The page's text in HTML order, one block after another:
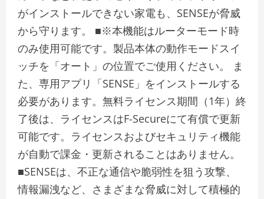
がインストールできない家電も、SENSEが脅威
から守ります。 ■※本機能はルーターモード時
のみ使用可能です。製品本体の動作モードスイ
ッチを「オート」の位置でご使用ください。 ま
た、専用アプリ「SENSE」をインストールする
必要があります。無料ライセンス期間（1年）終
了後は、ライセンスはF-Secureにて有償で更新
可能です。ライセンスおよびセキュリティ機能
が自動で課金・更新されることはありません。
■SENSEは、不正な通信や脆弱性を狙う攻撃、
情報漏洩など、さまざまな脅威に対して積極的